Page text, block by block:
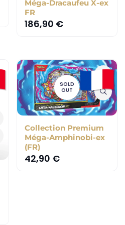
Méga-Dracaufeu X-ex
FR
186,90 €
SOLD
OUT
Collection Premium
Méga-Amphinobi-ex
(FR)
42,90 €